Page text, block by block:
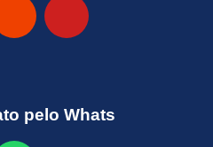
pelo Whats